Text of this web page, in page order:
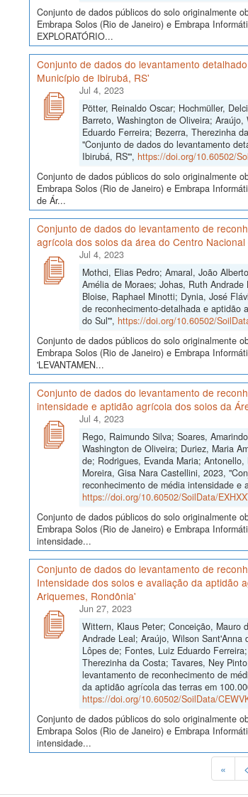
Conjunto de dados públicos do solo originalmente
Embrapa Solos (Rio de Janeiro) e Embrapa
EXPLORATÓRIO...
Conjunto de dados do levantamento
Município de Ibirubá, RS'
Jul 4, 2023
Pötter, Reinaldo Oscar; Hochmüller,
Barreto, Washington de Oliveira;
Eduardo Ferreira; Bezerra, Therezinha
"Conjunto de dados do levantamento
Ibirubá, RS'", https://doi.org/10.60502/
Conjunto de dados públicos do solo originalmente
Embrapa Solos (Rio de Janeiro) e Embrapa
de Ár...
Conjunto de dados do levantamento de
agrícola dos solos da área do Centro
Jul 4, 2023
Mothci, Elias Pedro; Amaral, João
Amélia de Moraes; Johas, Ruth
Bloise, Raphael Minotti; Dynia, José
de reconhecimento-detalhada e aptidão
do Sul'", https://doi.org/10.60502/
Conjunto de dados públicos do solo originalmente
Embrapa Solos (Rio de Janeiro) e Embrapa
'LEVANTAMEN...
Conjunto de dados do levantamento de
intensidade e aptidão agrícola dos solos da
Jul 4, 2023
Rego, Raimundo Silva; Soares,
Washington de Oliveira; Duriez, Maria
de; Rodrigues, Evanda Maria;
Moreira, Gisa Nara Castellini, 2023,
reconhecimento de média intensidade e
https://doi.org/10.60502/SoilData/
Conjunto de dados públicos do solo originalmente
Embrapa Solos (Rio de Janeiro) e Embrapa
intensidade...
Conjunto de dados do levantamento de
Intensidade dos solos e avaliação da aptidão
Ariquemes, Rondônia'
Jun 27, 2023
Wittern, Klaus Peter; Conceição, Mauro
Andrade Leal; Araújo, Wilson
Lôpes de; Fontes, Luiz Eduardo
Therezinha da Costa; Tavares, Ney
levantamento de reconhecimento de
da aptidão agrícola das terras em
https://doi.org/10.60502/SoilData/
Conjunto de dados públicos do solo originalmente
Embrapa Solos (Rio de Janeiro) e Embrapa
intensidade...
«